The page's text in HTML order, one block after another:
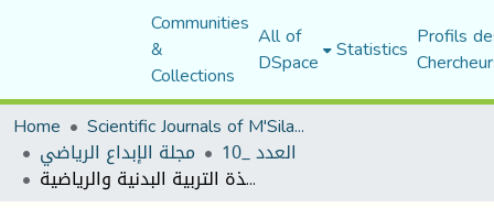
Communities
&
Collections
All of
DSpace Statistics Profils
Home
Scientific Journals of M'Sila University
مجلة الإبداع الرياضي العدد _10
مصادر الضغوط النفسية الأكثر تأثيرا على أساتذة التربية البدنية والرياضية